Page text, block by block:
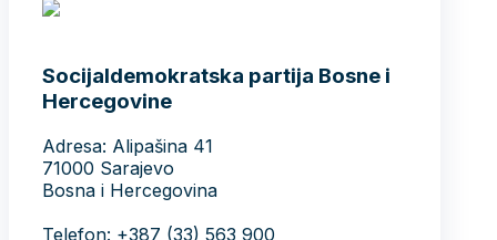
Socijaldemokratska partija Bosne i
Hercegovine
Adresa: Alipašina 41
71000 Sarajevo
Bosna i Hercegovina
Telefon: +387 (33) 563 900